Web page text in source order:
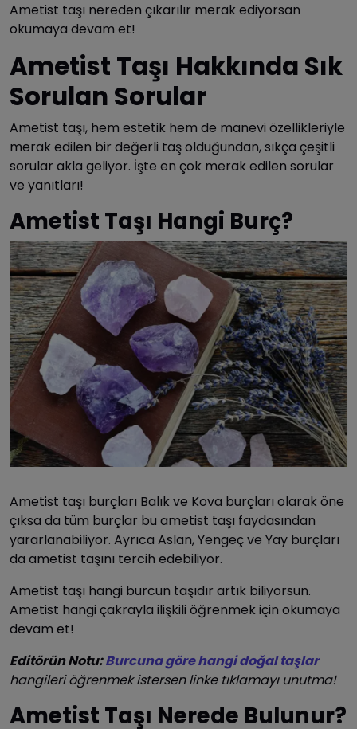
Ametist taşı nereden çıkarılır merak ediyorsan
okumaya devam et!
Ametist Taşı Hakkında Sık
Sorulan Sorular
Ametist taşı, hem estetik hem de manevi özellikleriyle
merak edilen bir değerli taş olduğundan, sıkça çeşitli
sorular akla geliyor. İşte en çok merak edilen sorular
ve yanıtları!
Ametist Taşı Hangi Burç?
Ametist taşı burçları Balık ve Kova burçları olarak öne
çıksa da tüm burçlar bu ametist taşı faydasından
yararlanabiliyor. Ayrıca Aslan, Yengeç ve Yay burçları
da ametist taşını tercih edebiliyor.
Ametist taşı hangi burcun taşıdır artık biliyorsun.
Ametist hangi çakrayla ilişkili öğrenmek için okumaya
devam et!
Editörün Notu:Burcuna göre hangi doğal taşlar
hangileri öğrenmek istersen linke tıklamayı unutma!
Ametist Taşı Nerede Bulunur?